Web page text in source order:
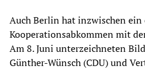
Auch Berlin hat inzwischen ein
Kooperationsabkommen mit
Am 8. Juni unterzeichneten
Günther-Wünsch (CDU) und